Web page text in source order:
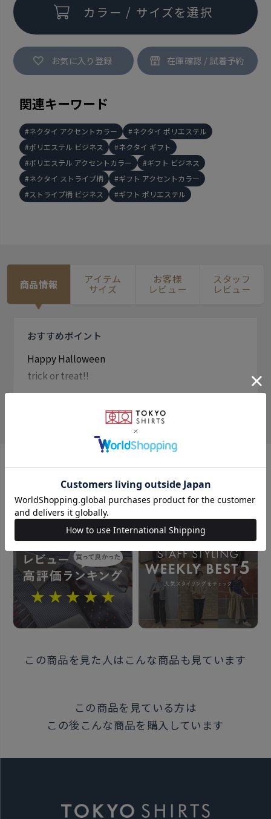
カラー / サイズを選択
お気に入り登録
関連キーワード
ネクタイ アクセントカラー
ネクタイ ポリエステル
ポリエステル ビジネス
ネクタイ ギフト
ポリエステル アクセントカラー
ギフト ビジネス
ネクタイ ストライプ柄
ギフト アクセントカラー
ストライプ柄 ビジネス
ギフト ポリエステル
商品情報 アイテム
サイズ
お客様
レビュー
スタッフ
レビュー
おすすめポイント
Happy Halloween
trick or treat!!
ハロウィンに向けてこのネクタイで イベントコーデを
楽しみましょう！ おばけやカボチャやキャラクターが
賑やかにイベントを盛り上げます。
たい方はチェックや ストライプ柄にさり気なくキャラ
が 入ったネクタイを選びましょう。
同じシリーズはこちら
素材
ポリエステル100%
2024年10月3日
もっと見る
おすすめコンテンツ
この商品を見た人はこんな商品も見ています
この商品を見ている方は
この後こんな商品を購入しています